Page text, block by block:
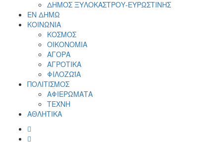
ΔΗΜΟΣ ΞΥΛΟΚΑΣΤΡΟΥ-ΕΥΡΩΣΤΙΝΗΣ
ΕΝ ΔΗΜΩ
ΚΟΙΝΩΝΙΑ
ΚΟΣΜΟΣ
ΟΙΚΟΝΟΜΙΑ
ΑΓΟΡΑ
ΑΓΡΟΤΙΚΑ
ΦΙΛΟΖΩΪΑ
ΠΟΛΙΤΙΣΜΟΣ
ΑΦΙΕΡΩΜΑΤΑ
ΤΕΧΝΗ
ΑΘΛΗΤΙΚΑ